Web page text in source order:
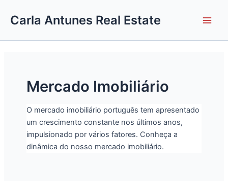
Carla Antunes Real Estate
Mercado Imobiliário
O mercado imobiliário português tem apresentado
um crescimento constante nos últimos anos,
impulsionado por vários fatores. Conheça a
dinâmica do nosso mercado imobiliário.